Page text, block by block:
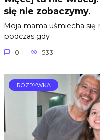
się nie zobaczymy.
Moja mama uśmiecha się
podczas gdy
0 533
ROZRYWKA